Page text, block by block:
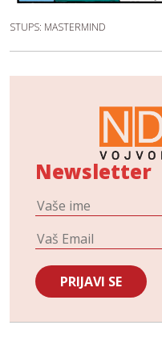
STUPS: MASTERMIND
Newsletter